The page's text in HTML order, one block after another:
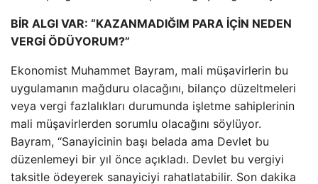
BİR ALGI VAR: “KAZANMADIĞIM PARA İÇİN NEDEN
VERGİ ÖDÜYORUM?”
Ekonomist Muhammet Bayram, mali müşavirlerin bu
uygulamanın mağduru olacağını, bilanço düzeltmeleri
veya vergi fazlalıkları durumunda işletme sahiplerinin
mali müşavirlerden sorumlu olacağını söylüyor.
Bayram, “Sanayicinin başı belada ama Devlet bu
düzenlemeyi bir yıl önce açıkladı. Devlet bu vergiyi
taksitle ödeyerek sanayiciyi rahatlatabilir. Son dakika